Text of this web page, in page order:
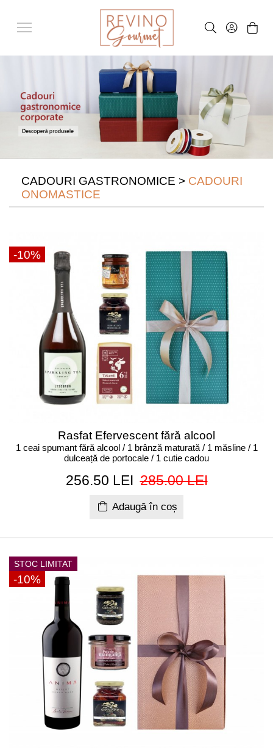
CADOURI GASTRONOMICE > CADOURI
ONOMASTICE
-10%
Rasfat Efervescent fără alcool
1 ceai spumant fără alcool / 1 brânză maturată / 1 măsline / 1
dulceață de portocale / 1 cutie cadou
256.50 LEI 285.00 LEI
Adaugă în coș
STOC LIMITAT
-10%